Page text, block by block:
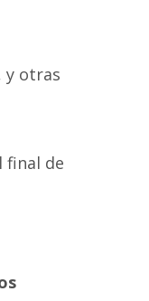
y otras
final de